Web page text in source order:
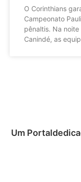
O Corinthians
Campeonato
pênaltis. Na
Canindé, as
Um